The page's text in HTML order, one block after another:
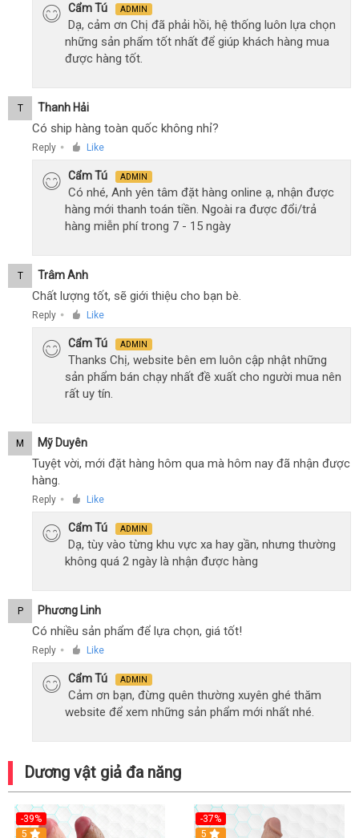
Cẩm Tú ADMIN
Dạ, cảm ơn Chị đã phải hồi, hệ thống luôn lựa chọn
những sản phẩm tốt nhất để giúp khách hàng mua
được hàng tốt.
T Thanh Hải
Có ship hàng toàn quốc không nhỉ?
Reply ● Like
Cẩm Tú ADMIN
Có nhé, Anh yên tâm đặt hàng online ạ, nhận được
hàng mới thanh toán tiền. Ngoài ra được đổi/trả
hàng miễn phí trong 7 - 15 ngày
T Trâm Anh
Chất lượng tốt, sẽ giới thiệu cho bạn bè.
Reply ● Like
Cẩm Tú ADMIN
Thanks Chị, website bên em luôn cập nhật những
sản phẩm bán chạy nhất đề xuất cho người mua nên
rất uy tín.
M Mỹ Duyên
Tuyệt vời, mới đặt hàng hôm qua mà hôm nay đã nhận được
hàng.
Reply ● Like
Cẩm Tú ADMIN
Dạ, tùy vào từng khu vực xa hay gần, nhưng thường
không quá 2 ngày là nhận được hàng
P Phương Linh
Có nhiều sản phẩm để lựa chọn, giá tốt!
Reply ● Like
Cẩm Tú ADMIN
Cảm ơn bạn, đừng quên thường xuyên ghé thăm
website để xem những sản phẩm mới nhất nhé.
Dương vật giả đa năng
-39%
Hot
5
-37%
5